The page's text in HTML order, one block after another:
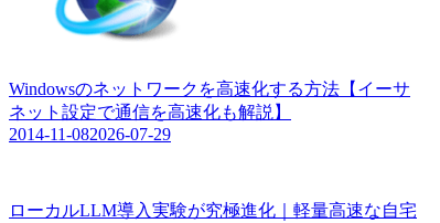
Windowsのネットワークを高速化する方法【イーサ
ネット設定で通信を高速化も解説】
2014-11-082026-07-29
ローカルLLM導入実験が究極進化｜軽量高速な自宅